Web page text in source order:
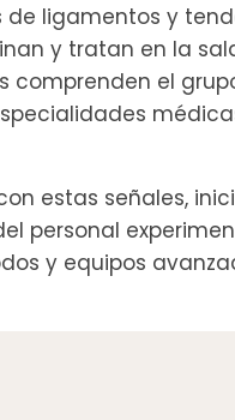
ligamentos y
y tratan en la
comprenden el
estas señales,
personal
y equipos